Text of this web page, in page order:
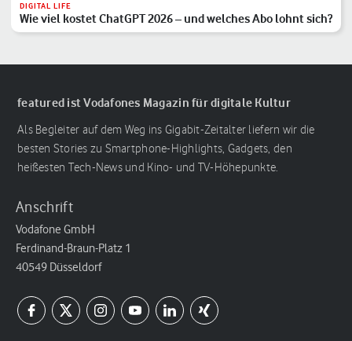
DIGITAL LIFE
Wie viel kostet ChatGPT 2026 – und welches Abo lohnt sich?
featured ist Vodafones Magazin für digitale Kultur
Als Begleiter auf dem Weg ins Gigabit-Zeitalter liefern wir die
besten Stories zu Smartphone-Highlights, Gadgets, den
heißesten Tech-News und Kino- und TV-Höhepunkte.
Anschrift
Vodafone GmbH
Ferdinand-Braun-Platz 1
40549 Düsseldorf